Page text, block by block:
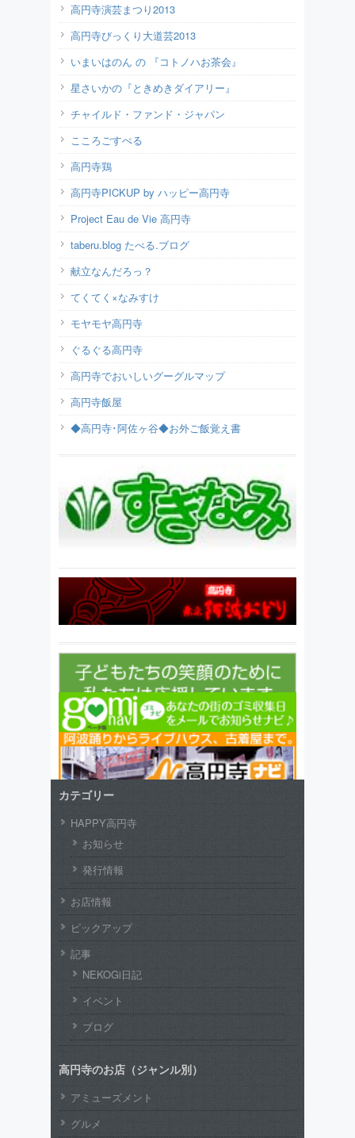
高円寺演芸まつり2013
高円寺びっくり大道芸2013
いまいはのん の 『コトノハお茶会』
星さいかの『ときめきダイアリー』
チャイルド・ファンド・ジャパン
こころごすぺる
高円寺鶏
高円寺PICKUP by ハッピー高円寺
Project Eau de Vie 高円寺
taberu.blog たべる.ブログ
献立なんだろっ？
てくてく×なみすけ
モヤモヤ高円寺
ぐるぐる高円寺
高円寺でおいしいグーグルマップ
高円寺飯屋
◆高円寺･阿佐ヶ谷◆お外ご飯覚え書
カテゴリー
HAPPY高円寺
お知らせ
発行情報
お店情報
ピックアップ
記事
NEKOGi日記
イベント
ブログ
高円寺のお店（ジャンル別）
アミューズメント
グルメ